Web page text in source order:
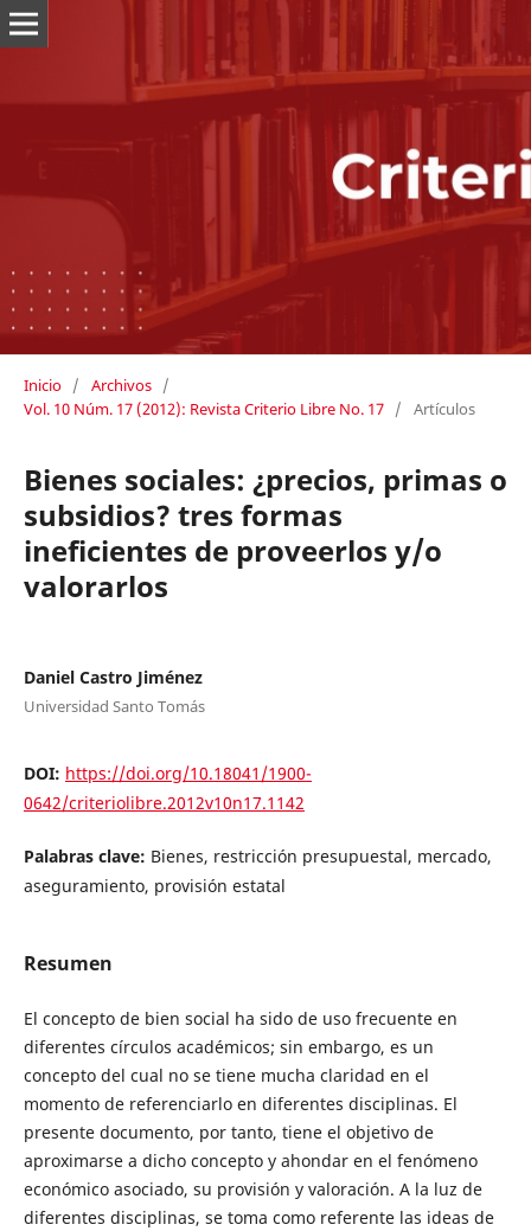
Inicio / Archivos /
Vol. 10 Núm. 17 (2012): Revista Criterio Libre No. 17 / Artículos
Bienes sociales: ¿precios, primas o
subsidios? tres formas
ineficientes de proveerlos y/o
valorarlos
Daniel Castro Jiménez
Universidad Santo Tomás
DOI: https://doi.org/10.18041/1900-
0642/criteriolibre.2012v10n17.1142
Palabras clave: Bienes, restricción presupuestal, mercado,
aseguramiento, provisión estatal
Resumen
El concepto de bien social ha sido de uso frecuente en
diferentes círculos académicos; sin embargo, es un
concepto del cual no se tiene mucha claridad en el
momento de referenciarlo en diferentes disciplinas. El
presente documento, por tanto, tiene el objetivo de
aproximarse a dicho concepto y ahondar en el fenómeno
económico asociado, su provisión y valoración. A la luz de
diferentes disciplinas, se toma como referente las ideas de